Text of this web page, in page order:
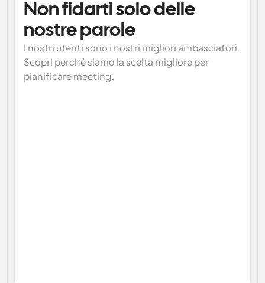
Non fidarti solo delle
nostre parole
I nostri utenti sono i nostri migliori ambasciatori.
Scopri perché siamo la scelta migliore per
pianificare meeting.